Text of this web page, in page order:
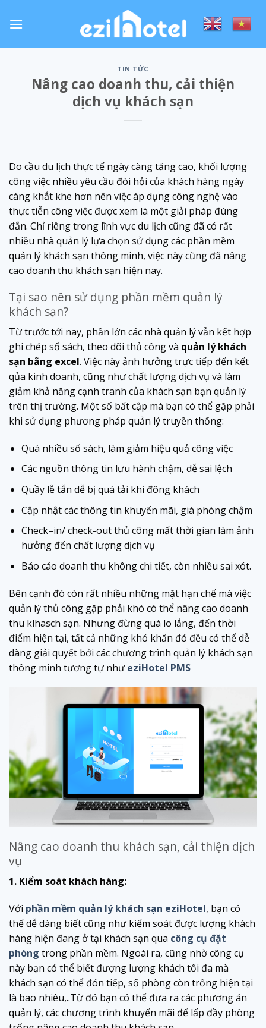
TIN TỨC
Nâng cao doanh thu, cải thiện
dịch vụ khách sạn
Do cầu du lịch thực tế ngày càng tăng cao, khối lượng
công việc nhiều yêu cầu đòi hỏi của khách hàng ngày
càng khắt khe hơn nên việc áp dụng công nghệ vào
thực tiễn công việc được xem là một giải pháp đúng
đắn. Chỉ riêng trong lĩnh vực du lịch cũng đã có rất
nhiều nhà quản lý lựa chọn sử dụng các phần mềm
quản lý khách sạn thông minh, việc này cũng đã nâng
cao doanh thu khách sạn hiện nay.
Tại sao nên sử dụng phần mềm quản lý
khách sạn?
Từ trước tới nay, phần lớn các nhà quản lý vẫn kết hợp
ghi chép sổ sách, theo dõi thủ công và quản lý khách
sạn bằng excel. Việc này ảnh hưởng trực tiếp đến kết
qủa kinh doanh, cũng như chất lượng dịch vụ và làm
giảm khả năng cạnh tranh của khách sạn bạn quản lý
trên thị trường. Một số bất cập mà bạn có thể gặp phải
khi sử dụng phương pháp quản lý truyền thống:
Quá nhiều sổ sách, làm giảm hiệu quả công việc
Các nguồn thông tin lưu hành chậm, dễ sai lệch
Quầy lễ tẫn dễ bị quá tải khi đông khách
Cập nhật các thông tin khuyến mãi, giá phòng chậm
Check–in/ check-out thủ công mất thời gian làm ảnh
hưởng đến chất lượng dịch vụ
Báo cáo doanh thu không chi tiết, còn nhiều sai xót.
Bên cạnh đó còn rất nhiều những mặt hạn chế mà việc
quản lý thủ công gặp phải khó có thể nâng cao doanh
thu klhasch sạn. Nhưng đừng quá lo lắng, đến thời
điểm hiện tại, tất cả những khó khăn đó đều có thể dễ
dàng giải quyết bởi các chương trình quản lý khách sạn
thông minh tương tự như eziHotel PMS
Nâng cao doanh thu khách sạn, cải thiện dịch
vụ
1. Kiểm soát khách hàng:
Với phần mềm quản lý khách sạn eziHotel, bạn có
thể dễ dàng biết cũng như kiểm soát được lượng khách
hàng hiện đang ở tại khách sạn qua công cụ đặt
phòng trong phần mềm. Ngoài ra, cũng nhờ công cụ
này bạn có thể biết đượng lượng khách tối đa mà
khách sạn có thể đón tiếp, số phòng còn trống hiện tại
là bao nhiêu,..Từ đó bạn có thể đưa ra các phương án
quản lý, các chương trình khuyến mãi để lấp đầy phòng